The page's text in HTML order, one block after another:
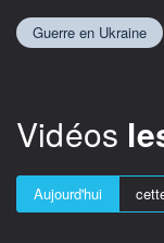
Guerre en Ukraine
Vidéos
Aujourd'hui